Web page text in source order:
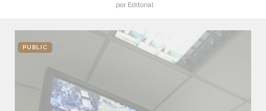
por Editorial
PUBLIC